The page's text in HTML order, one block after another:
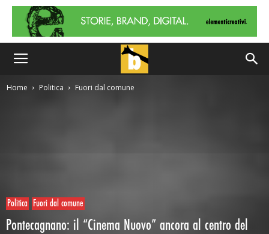
Home Politica Fuori dal comune
Politica Fuori dal comune
Pontecagnano: il “Cinema Nuovo” ancora al centro del